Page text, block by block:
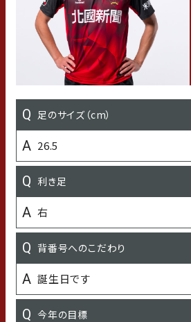
足のサイズ（cm）
26.5
利き足
右
背番号へのこだわり
誕生日です
今年の目標